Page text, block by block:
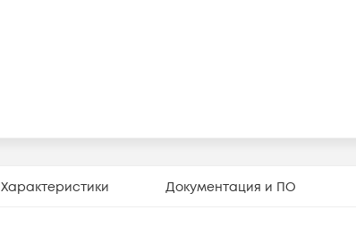
Характеристики Документация и ПО